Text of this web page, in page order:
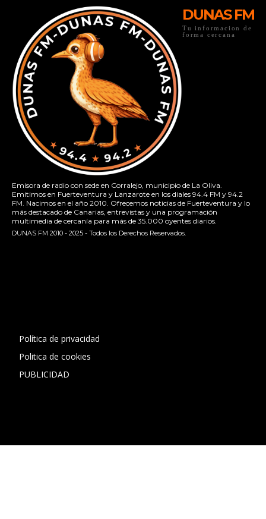
DUNAS FM
Tu informacion de
forma cercana
Emisora de radio con sede en Corralejo, municipio de La Oliva.
Emitimos en Fuerteventura y Lanzarote en los diales 94.4 FM y 94.2
FM. Nacimos en el año 2010. Ofrecemos noticias de Fuerteventura y lo
más destacado de Canarias, entrevistas y una programación
multimedia de cercanía para más de 35.000 oyentes diarios.
DUNAS FM 2010 - 2025 - Todos los Derechos Reservados.
Política de privacidad
Politica de cookies
PUBLICIDAD